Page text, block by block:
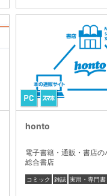
honto
電子書籍・通販・書店
総合書店
コミック 雑誌 実用・専門書